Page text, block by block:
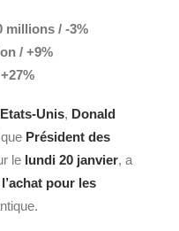
millions / -3%
/ +9%
Etats-Unis, Donald
Président des
le lundi 20 janvier, a
pour les